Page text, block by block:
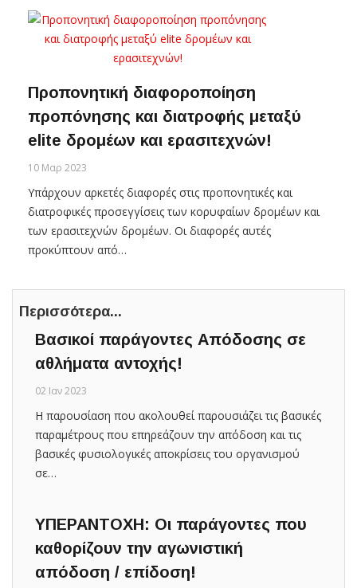
Προπονητική διαφοροποίηση
προπόνησης και διατροφής μεταξύ
elite δρομέων και ερασιτεχνών!
10 Μαρ 2023
Υπάρχουν αρκετές διαφορές στις προπονητικές και
διατροφικές προσεγγίσεις των κορυφαίων δρομέων και
των ερασιτεχνών δρομέων. Οι διαφορές αυτές
προκύπτουν από…
Περισσότερα...
Βασικοί παράγοντες Απόδοσης σε
αθλήματα αντοχής!
02 Ιαν 2023
Η παρουσίαση που ακολουθεί παρουσιάζει τις βασικές
παραμέτρους που επηρεάζουν την απόδοση και τις
βασικές φυσιολογικές αποκρίσεις του οργανισμού
σε…
ΥΠΕΡΑΝΤΟΧΗ: Οι παράγοντες που
καθορίζουν την αγωνιστική
απόδοση / επίδοση!